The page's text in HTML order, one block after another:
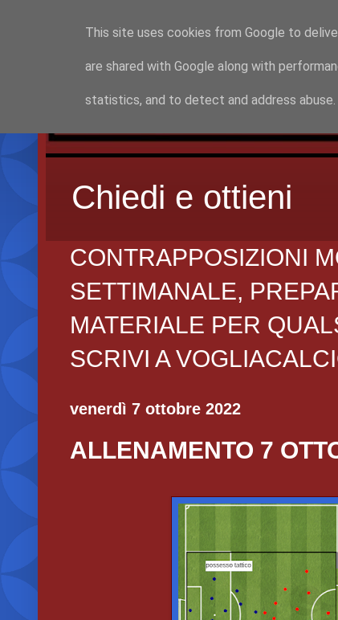
Chiedi e ottieni
CONTRAPPOSIZIONI
SETTIMANALE,
MATERIALE PER
SCRIVI A
venerdì 7 ottobre 2022
ALLENAMENTO 7
This site uses cookies from Google to
are shared with Google along with
statistics, and to detect and address abuse.